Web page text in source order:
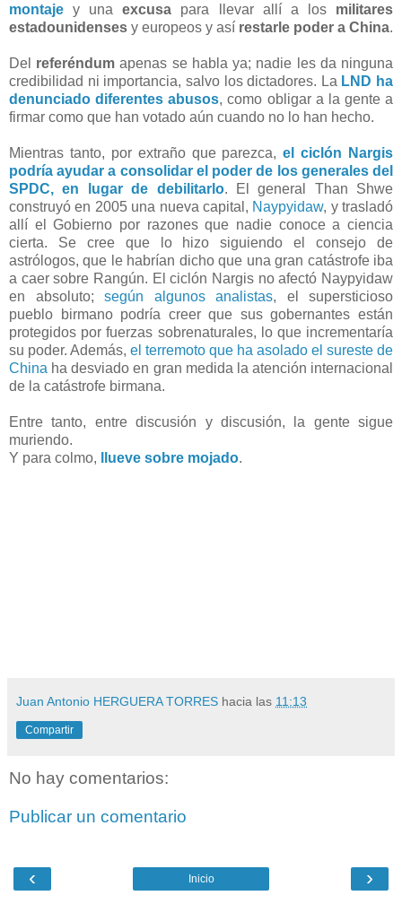
montaje y unaexcusa para llevar allí a los militares
estadounidenses y europeos y así restarle poder a China.
Del referéndum apenas se habla ya; nadie les da ninguna
credibilidad ni importancia, salvo los dictadores. La LND ha
denunciado diferentes abusos, como obligar a la gente a
firmar como que han votado aún cuando no lo han hecho.
Mientras tanto, por extraño que parezca,el ciclón Nargis
podría ayudar a consolidar el poder de los generales del
SPDC, en lugar de debilitarlo. El general Than Shwe
construyó en 2005 una nueva capital, Naypyidaw, y trasladó
allí el Gobierno por razones que nadie conoce a ciencia
cierta. Se cree que lo hizo siguiendo el consejo de
astrólogos, que le habrían dicho que una gran catástrofe iba
a caer sobre Rangún. El ciclón Nargis no afectó Naypyidaw
en absoluto; según algunos analistas, el supersticioso
pueblo birmano podría creer que sus gobernantes están
protegidos por fuerzas sobrenaturales, lo que incrementaría
su poder. Además, el terremoto que ha asolado el sureste de
China ha desviado en gran medida la atención internacional
de la catástrofe birmana.
Entre tanto, entre discusión y discusión, la gente sigue
muriendo.
Y para colmo,
llueve sobre mojado.
Juan Antonio HERGUERA TORRES hacia las 11:13
Compartir
No hay comentarios:
Publicar un comentario
‹ ›
Inicio